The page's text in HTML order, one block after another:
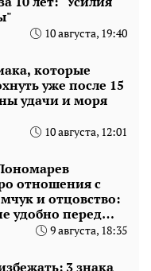
10 августа, 19:40
которые
уже после 15
удачи и моря
10 августа, 12:01
отношения с
и отцовство:
удобно перед
9 августа, 18:35
3 знака